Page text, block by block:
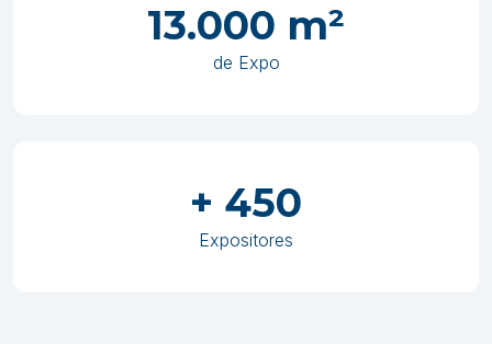
13.000 m²
de Expo
+ 450
Expositores